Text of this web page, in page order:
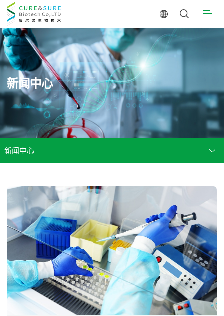
新闻中心
新闻中心